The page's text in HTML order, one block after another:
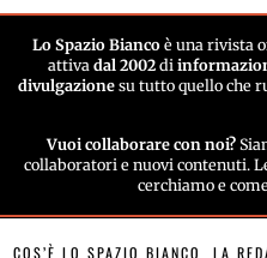
Lo Spazio Biancoè una rivista
attiva dal 2002 di
divulgazione su tutto quello che
Vuoi collaborare con noi?
collaboratori e nuovi contenuti.
cerchiamo e
COS’È LO SPAZIO BIANCO LA